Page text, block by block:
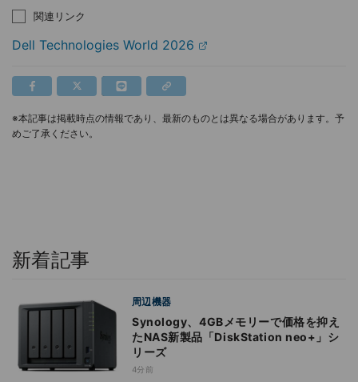
関連リンク
Dell Technologies World 2026
※本記事は掲載時点の情報であり、最新のものとは異なる場合があります。予
めご了承ください。
新着記事
周辺機器
Synology、4GBメモリーで価格を抑え
たNAS新製品「DiskStation neo+」シ
リーズ
4分前